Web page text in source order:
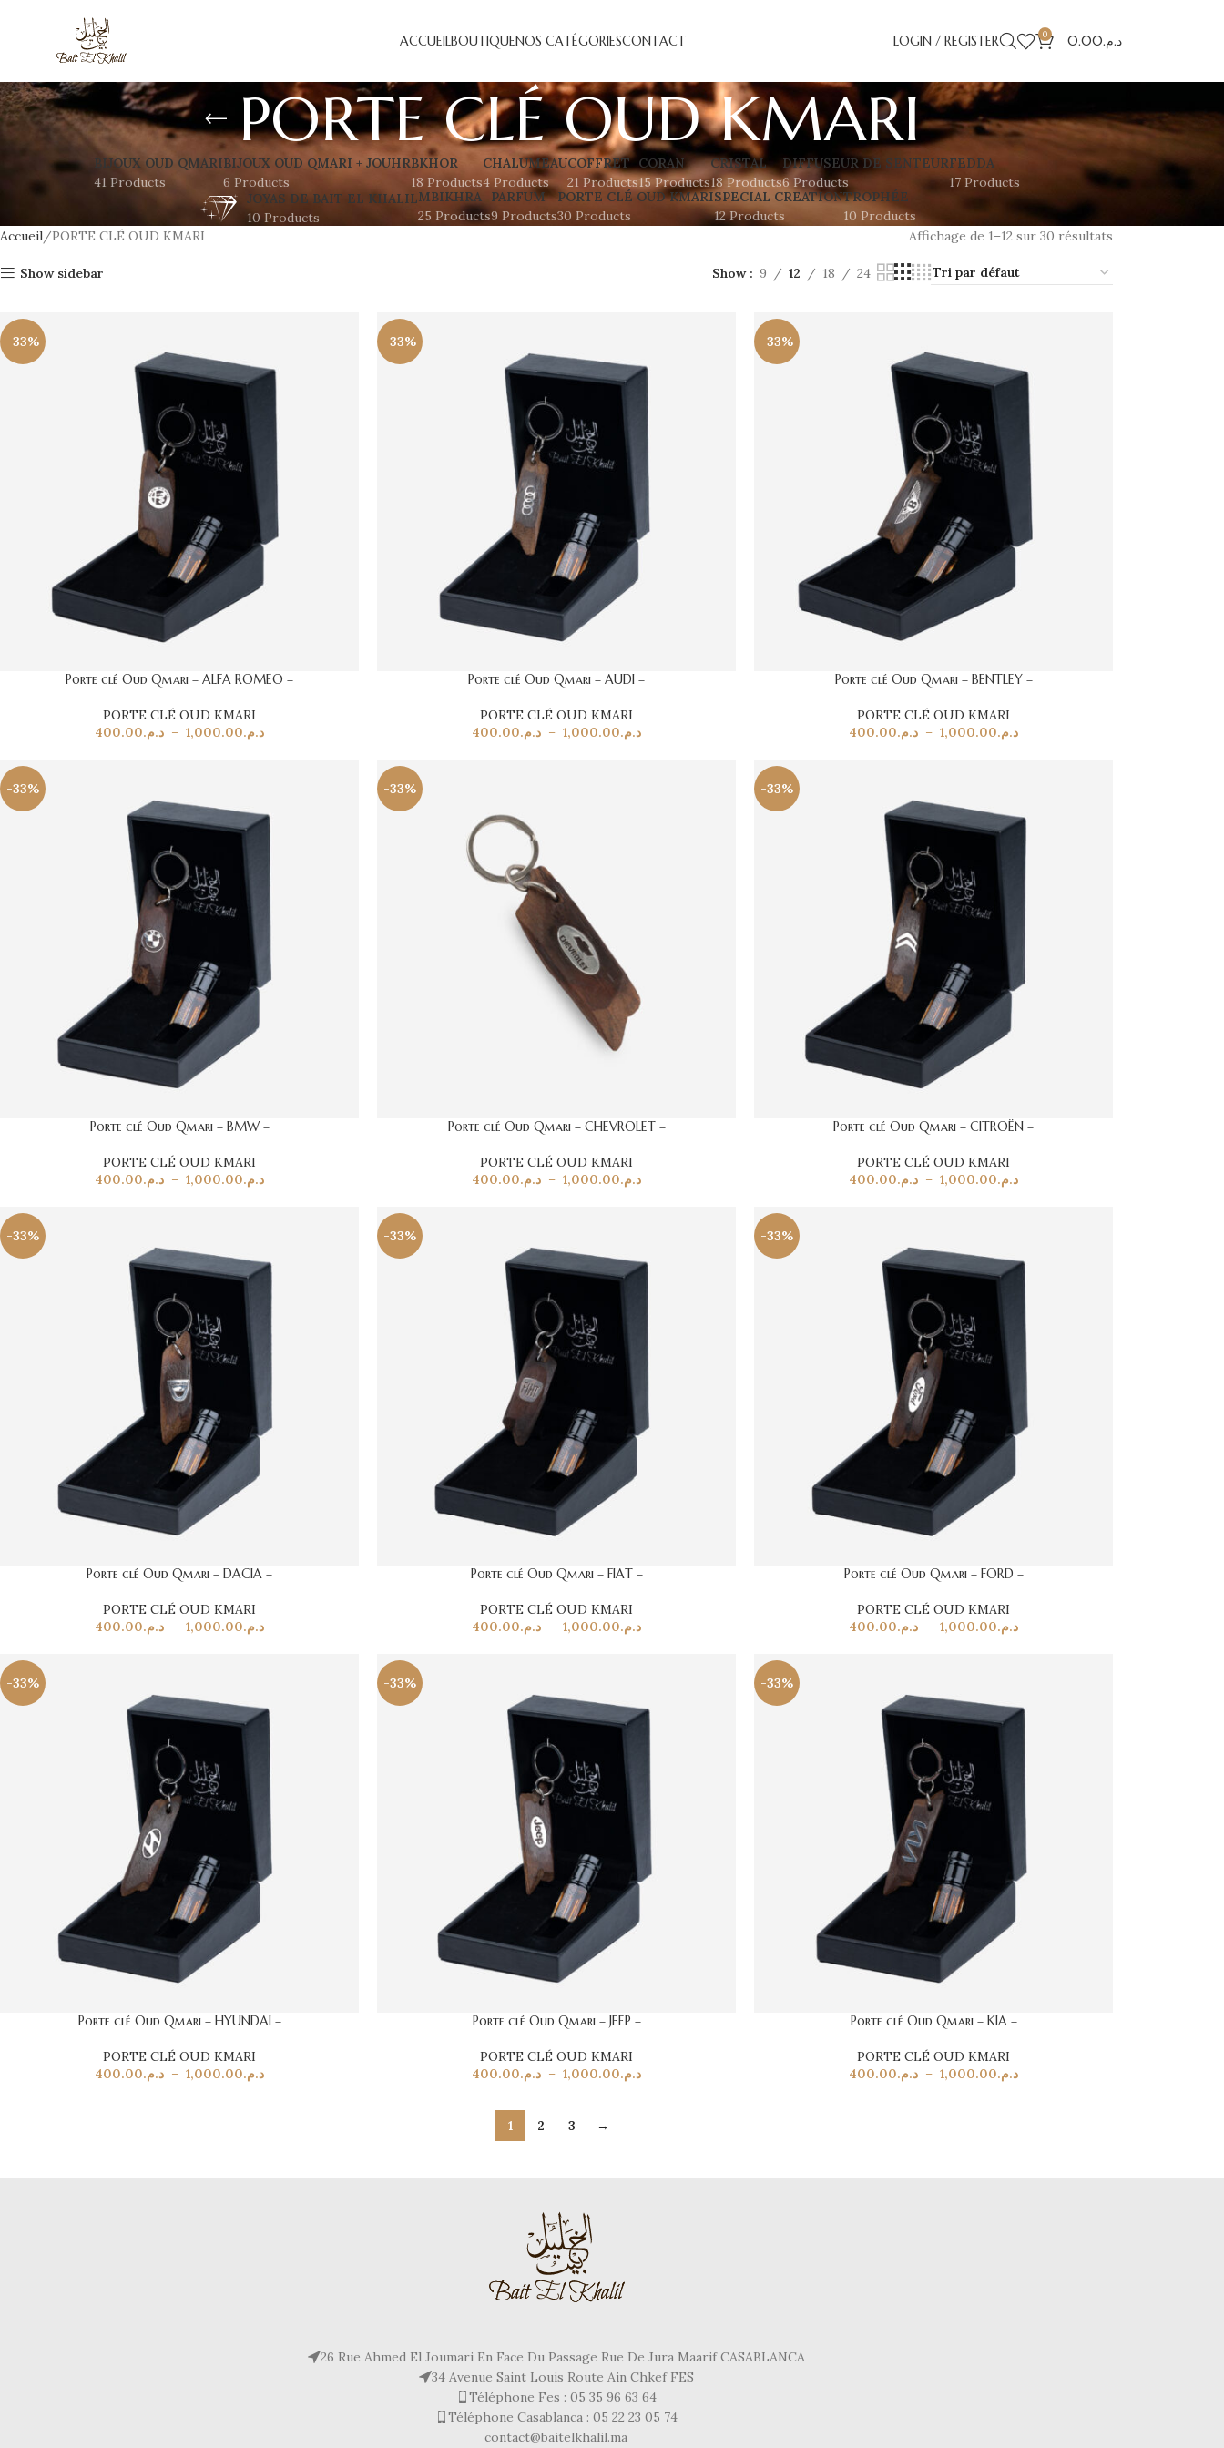
ACCUEILBOUTIQUENOS CATÉGORIESCONTACT LOGIN / REGISTER 0 د.م.0.00
PORTE CLÉ OUD KMARI
BIJOUX OUD QMARI
41 Products
BIJOUX OUD QMARI + JOUHR
6 Products
BKHOR
18 Products
CHALUMEAU
4 Products
COFFRET
21 Products
CORAN
15 Products
CRISTAL
18 Products
DIFFUSEUR DE SENTEUR
6 Products
FEDDA
17 Products
JOYAS DE BAIT EL KHALIL
10 Products
MBIKHRA
25 Products
PARFUM
9 Products
PORTE CLÉ OUD KMARI
30 Products
SPECIAL CREATION
12 Products
TROPHÉE
10 Products
Accueil
PORTE CLÉ OUD KMARI Affichage de 1–12 sur 30 résultats
Show sidebar Show 9 12 18 24
-33%
Porte clé Oud Qmari – ALFA ROMEO –
PORTE CLÉ OUD KMARI
د.م.400.00 – د.م.1,000.00
-33%
Porte clé Oud Qmari – AUDI –
PORTE CLÉ OUD KMARI
د.م.400.00 – د.م.1,000.00
-33%
Porte clé Oud Qmari – BENTLEY –
PORTE CLÉ OUD KMARI
د.م.400.00 – د.م.1,000.00
-33%
Porte clé Oud Qmari – BMW –
PORTE CLÉ OUD KMARI
د.م.400.00 – د.م.1,000.00
-33%
Porte clé Oud Qmari – CHEVROLET –
PORTE CLÉ OUD KMARI
د.م.400.00 – د.م.1,000.00
-33%
Porte clé Oud Qmari – CITROËN –
PORTE CLÉ OUD KMARI
د.م.400.00 – د.م.1,000.00
-33%
Porte clé Oud Qmari – DACIA –
PORTE CLÉ OUD KMARI
د.م.400.00 – د.م.1,000.00
-33%
Porte clé Oud Qmari – FIAT –
PORTE CLÉ OUD KMARI
د.م.400.00 – د.م.1,000.00
-33%
Porte clé Oud Qmari – FORD –
PORTE CLÉ OUD KMARI
د.م.400.00 – د.م.1,000.00
-33%
Porte clé Oud Qmari – HYUNDAI –
PORTE CLÉ OUD KMARI
د.م.400.00 – د.م.1,000.00
-33%
Porte clé Oud Qmari – JEEP –
PORTE CLÉ OUD KMARI
د.م.400.00 – د.م.1,000.00
-33%
Porte clé Oud Qmari – KIA –
PORTE CLÉ OUD KMARI
د.م.400.00 – د.م.1,000.00
1 2 3 →
26 Rue Ahmed El Joumari En Face Du Passage Rue De Jura Maarif CASABLANCA
34 Avenue Saint Louis Route Ain Chkef FES
Téléphone Fes : 05 35 96 63 64
Téléphone Casablanca : 05 22 23 05 74
contact@baitelkhalil.ma